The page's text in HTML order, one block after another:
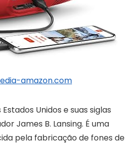
amazon.com
Unidos e suas siglas
James B. Lansing. É uma
pela fabricação de fones de